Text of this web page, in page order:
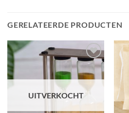
GERELATEERDE PRODUCTEN
UITVERKOCHT